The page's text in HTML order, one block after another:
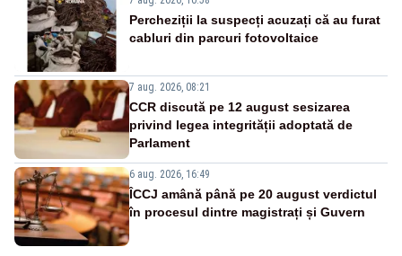
Percheziții la suspecți acuzați că au furat
cabluri din parcuri fotovoltaice
7 aug. 2026, 08:21
CCR discută pe 12 august sesizarea
privind legea integrității adoptată de
Parlament
6 aug. 2026, 16:49
ÎCCJ amână până pe 20 august verdictul
în procesul dintre magistrați și Guvern